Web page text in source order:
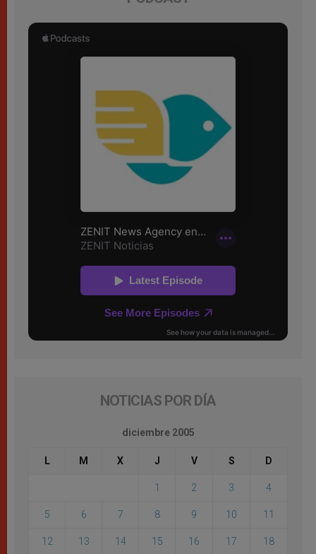
NOTICIAS POR DÍA
diciembre 2005
L M X J V S D
1 2 3 4
5 6 7 8 9 10 11
12 13 14 15 16 17 18